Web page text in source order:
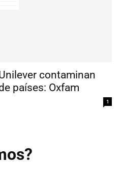
contaminan
países: Oxfam
1